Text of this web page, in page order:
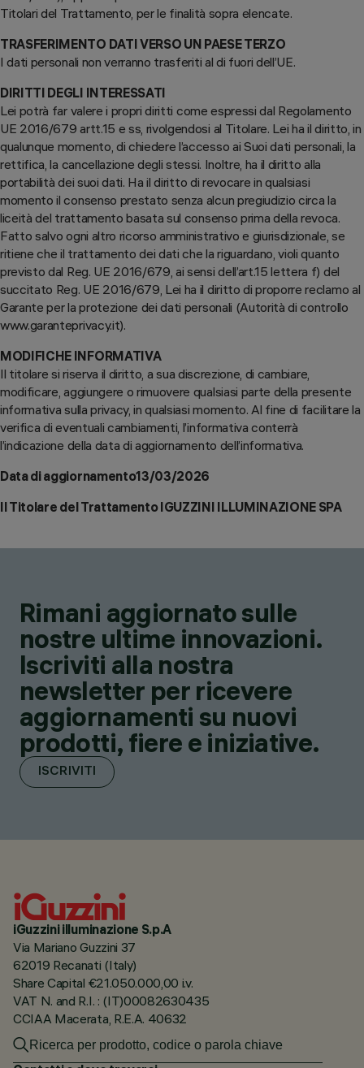
Titolari del Trattamento, per le finalità sopra elencate.
TRASFERIMENTO DATI VERSO UN PAESE TERZO
I dati personali non verranno trasferiti al di fuori dell’UE.
DIRITTI DEGLI INTERESSATI
Lei potrà far valere i propri diritti come espressi dal Regolamento
UE 2016/679 artt.15 e ss, rivolgendosi al Titolare. Lei ha il diritto, in
qualunque momento, di chiedere l’accesso ai Suoi dati personali, la
rettifica, la cancellazione degli stessi. Inoltre, ha il diritto alla
portabilità dei suoi dati. Ha il diritto di revocare in qualsiasi
momento il consenso prestato senza alcun pregiudizio circa la
liceità del trattamento basata sul consenso prima della revoca.
Fatto salvo ogni altro ricorso amministrativo e giurisdizionale, se
ritiene che il trattamento dei dati che la riguardano, violi quanto
previsto dal Reg. UE 2016/679, ai sensi dell’art.15 lettera f) del
succitato Reg. UE 2016/679, Lei ha il diritto di proporre reclamo al
Garante per la protezione dei dati personali (Autorità di controllo
www.garanteprivacy.it).
MODIFICHE INFORMATIVA
Il titolare si riserva il diritto, a sua discrezione, di cambiare,
modificare, aggiungere o rimuovere qualsiasi parte della presente
informativa sulla privacy, in qualsiasi momento. Al fine di facilitare la
verifica di eventuali cambiamenti, l’informativa conterrà
l’indicazione della data di aggiornamento dell’informativa.
Data di aggiornamento13/03/2026
Il Titolare del Trattamento IGUZZINI ILLUMINAZIONE SPA
Rimani aggiornato sulle
nostre ultime innovazioni.
Iscriviti alla nostra
newsletter per ricevere
aggiornamenti su nuovi
prodotti, fiere e iniziative.
ISCRIVITI
iGuzzini illuminazione S.p.A
Via Mariano Guzzini 37
62019 Recanati (Italy)
Share Capital €21.050.000,00 i.v.
VAT N. and R.I. : (IT)00082630435
CCIAA Macerata, R.E.A. 40632